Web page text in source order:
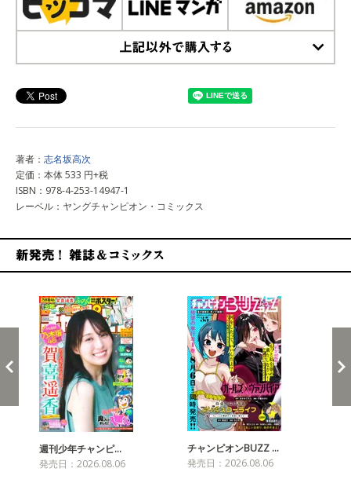
著者： 志名坂高次
定価：本体 533 円+税
ISBN：978-4-253-14947-1
レーベル：ヤングチャンピオン・コミックス
週刊少年チャンピ…
発売日：2026.08.06
チャンピオンBUZZ …
発売日：2026.08.06